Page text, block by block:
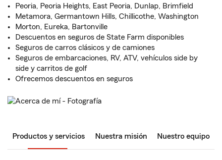
Peoria, Peoria Heights, East Peoria, Dunlap, Brimfield
Metamora, Germantown Hills, Chillicothe, Washington
Morton, Eureka, Bartonville
Descuentos en seguros de State Farm disponibles
Seguros de carros clásicos y de camiones
Seguros de embarcaciones, RV, ATV, vehículos side by
side y carritos de golf
Ofrecemos descuentos en seguros
Productos y servicios Nuestra misión Nuestro equipo